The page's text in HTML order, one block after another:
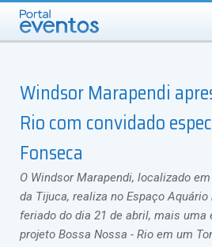
DOMINGO, 9 DE AGOSTO DE 2026
Windsor Marapendi
Rio com convidado
Fonseca
O Windsor Marapendi, localizado
da Tijuca, realiza no Espaço
feriado do dia 21 de abril, mais uma
projeto Bossa Nossa - Rio em um